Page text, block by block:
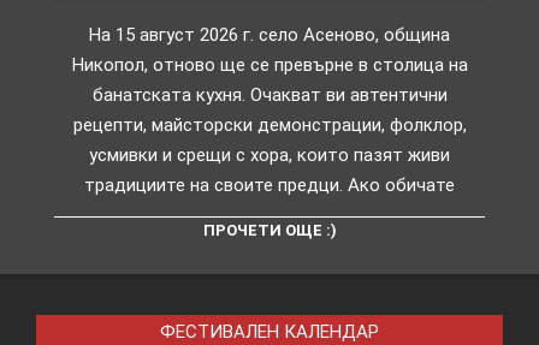
На 15 август 2026 г. село Асеново, община
Никопол, отново ще се превърне в столица на
банатската кухня. Очакват ви автентични
рецепти, майсторски демонстрации, фолклор,
усмивки и срещи с хора, които пазят живи
традициите на своите предци. Ако обичате
ПРОЧЕТИ ОЩЕ :)
ФЕСТИВАЛЕН КАЛЕНДАР